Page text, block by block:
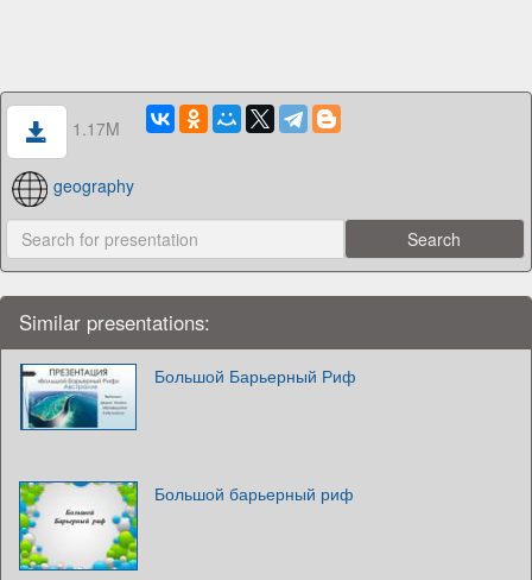
1.17M
geography
Similar presentations:
Большой Барьерный Риф
Большой барьерный риф